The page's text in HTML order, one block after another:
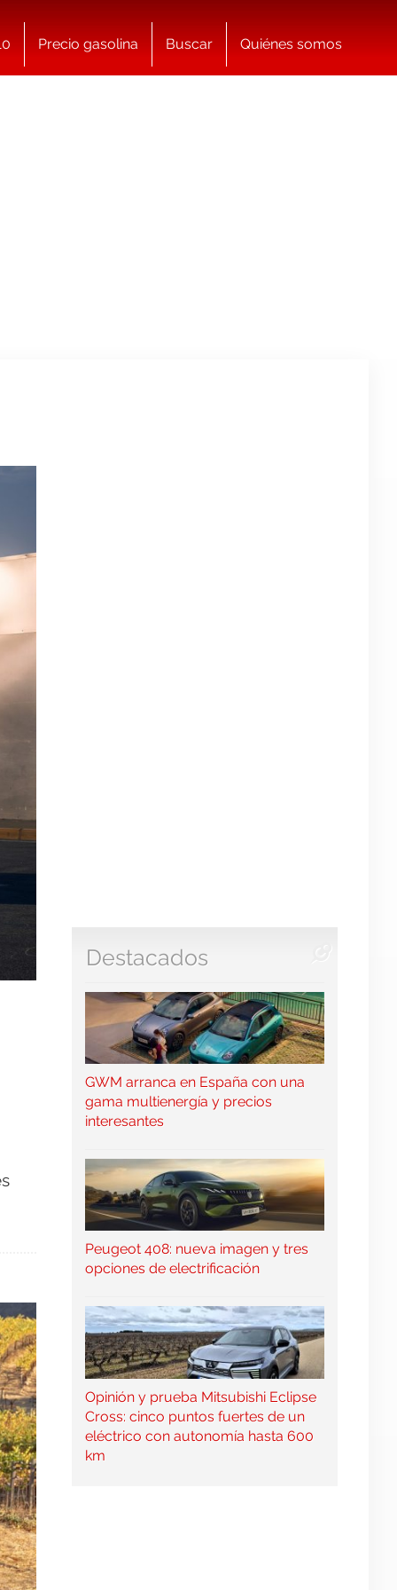
Precio gasolina Buscar Quiénes somos
Destacados
GWM arranca en España con una
gama multienergía y precios
interesantes
Peugeot 408: nueva imagen y tres
opciones de electrificación
Opinión y prueba Mitsubishi Eclipse
Cross: cinco puntos fuertes de un
eléctrico con autonomía hasta 600
km